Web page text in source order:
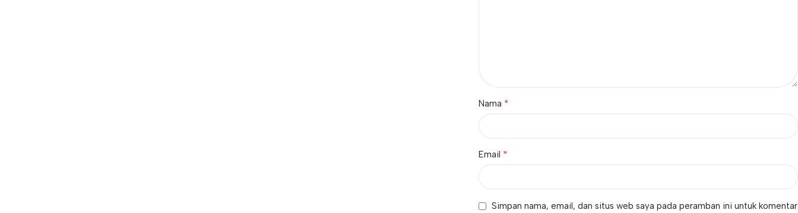
Nama *
Email *
Simpan nama, email, dan situs web saya pada peramban ini untuk komentar